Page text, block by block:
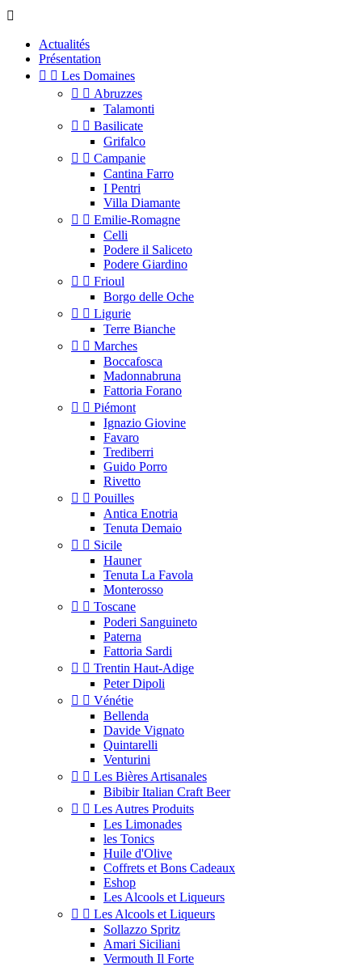

Actualités
Présentation
  Les Domaines
  Abruzzes
Talamonti
  Basilicate
Grifalco
  Campanie
Cantina Farro
I Pentri
Villa Diamante
  Emilie-Romagne
Celli
Podere il Saliceto
Podere Giardino
  Frioul
Borgo delle Oche
  Ligurie
Terre Bianche
  Marches
Boccafosca
Madonnabruna
Fattoria Forano
  Piémont
Ignazio Giovine
Favaro
Trediberri
Guido Porro
Rivetto
  Pouilles
Antica Enotria
Tenuta Demaio
  Sicile
Hauner
Tenuta La Favola
Monterosso
  Toscane
Poderi Sanguineto
Paterna
Fattoria Sardi
  Trentin Haut-Adige
Peter Dipoli
  Vénétie
Bellenda
Davide Vignato
Quintarelli
Venturini
  Les Bières Artisanales
Bibibir Italian Craft Beer
  Les Autres Produits
Les Limonades
les Tonics
Huile d'Olive
Coffrets et Bons Cadeaux
Eshop
Les Alcools et Liqueurs
  Les Alcools et Liqueurs
Sollazzo Spritz
Amari Siciliani
Vermouth Il Forte